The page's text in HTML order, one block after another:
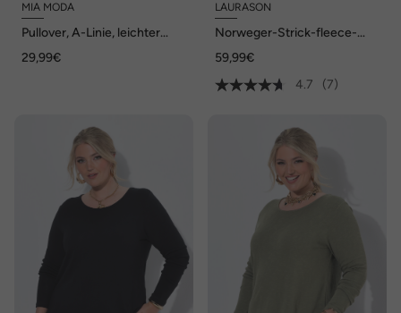
MIA MODA
Pullover, A-Linie, leichter
29,99€
LAURASON
Norweger-Strick-fleece-
59,99€
4.7
(7)